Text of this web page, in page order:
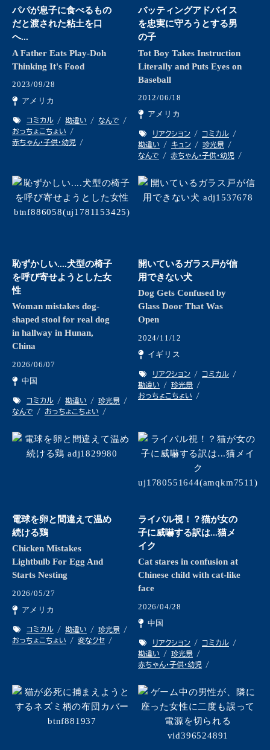
パパが息子に食べるもの
だと渡された粘土を口
へ...
A Father Eats Play-Doh
Thinking It's Food
2023/09/28
アメリカ
コミカル 勘違い
なんで
おっちょこちょい
赤ちゃん・子供・幼児
バッティングアドバイス
を忠実に守ろうとする男
の子
Tot Boy Takes Instruction
Literally and Puts Eyes on
Baseball
2012/06/18
アメリカ
リアクション
コミカル
勘違い
キュン
珍光景
なんで
赤ちゃん・子供・幼児
恥ずかしい....犬型の椅子
を呼び寄せようとした女
性
Woman mistakes dog-
shaped stool for real dog
in hallway in Hunan,
China
2026/06/07
中国
コミカル 勘違い
珍光景
なんで
おっちょこちょい
開いているガラス戸が信
用できない犬
Dog Gets Confused by
Glass Door That Was
Open
2024/11/12
イギリス
リアクション
コミカル
勘違い
珍光景
おっちょこちょい
電球を卵と間違えて温め
続ける鶏
Chicken Mistakes
Lightbulb For Egg And
Starts Nesting
2026/05/27
アメリカ
コミカル 勘違い
珍光景
おっちょこちょい
変なクセ
ライバル視！？猫が女の
子に威嚇する訳は...猫メ
イク
Cat stares in confusion at
Chinese child with cat-like
face
2026/04/28
中国
リアクション
コミカル
勘違い
珍光景
赤ちゃん・子供・幼児